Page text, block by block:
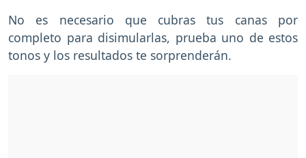
No es necesario que cubras tus canas por
completo para disimularlas, prueba uno de estos
tonos y los resultados te sorprenderán.